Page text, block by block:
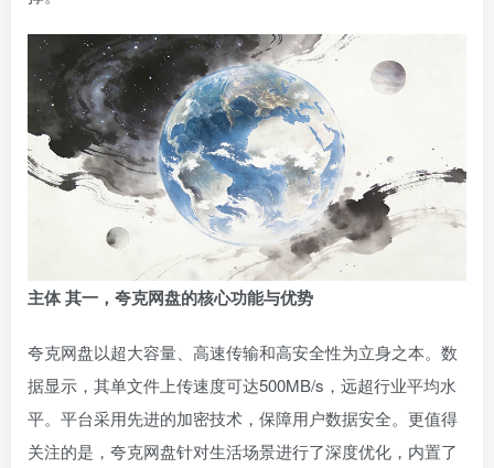
主体其一，夸克网盘的核心功能与优势
夸克网盘以超大容量、高速传输和高安全性为立身之本。数
据显示，其单文件上传速度可达500MB/s，远超行业平均水
平。平台采用先进的加密技术，保障用户数据安全。更值得
关注的是，夸克网盘针对生活场景进行了深度优化，内置了